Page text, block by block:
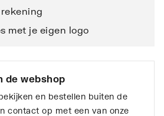
met je eigen logo
de webshop
en bestellen buiten de
contact op met een van onze